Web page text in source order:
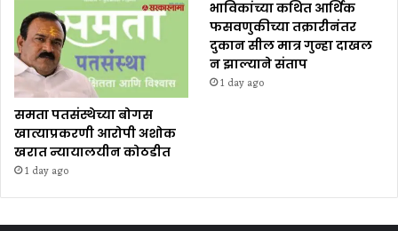
समता पतसंस्थेच्या बोगस
खात्याप्रकरणी आरोपी अशोक
खरात न्यायालयीन कोठडीत
1 day ago
भाविकांच्या कथित आर्थिक
फसवणुकीच्या तक्रारीनंतर
दुकान सील मात्र गुन्हा दाखल
न झाल्याने संताप
1 day ago